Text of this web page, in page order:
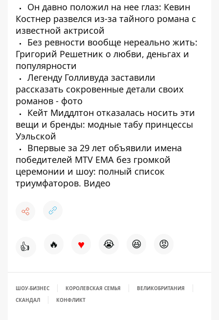
Он давно положил на нее глаз: Кевин
Костнер развелся из-за тайного романа с
известной актрисой
Без ревности вообще нереально жить:
Григорий Решетник о любви, деньгах и
популярности
Легенду Голливуда заставили
рассказать сокровенные детали своих
романов - фото
Кейт Миддлтон отказалась носить эти
вещи и бренды: модные табу принцессы
Уэльской
Впервые за 29 лет объявили имена
победителей MTV EMA без громкой
церемонии и шоу: полный список
триумфаторов. Видео
👍 🔥 ♥ 😭 😆 😡
ШОУ-БИЗНЕС КОРОЛЕВСКАЯ СЕМЬЯ
ВЕЛИКОБРИТАНИЯ
СКАНДАЛ
КОНФЛИКТ